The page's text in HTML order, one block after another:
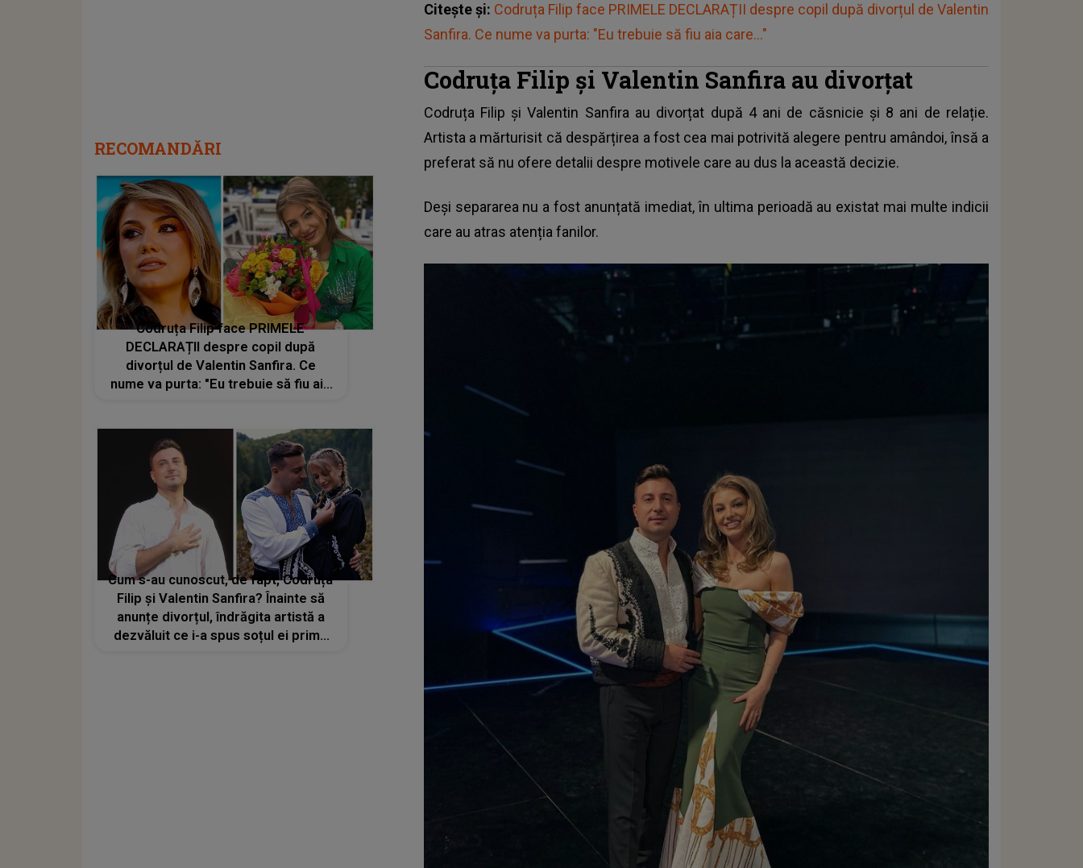
Citește și: Codruța Filip face PRIMELE DECLARAȚII despre copil după divorțul de Valentin
Sanfira. Ce nume va purta: "Eu trebuie să fiu aia care..."
Codruța Filip și Valentin Sanfira au divorțat
Codruța Filip și Valentin Sanfira au divorțat după 4 ani de căsnicie și 8 ani de relație.
Artista a mărturisit că despărțirea a fost cea mai potrivită alegere pentru amândoi, însă a
preferat să nu ofere detalii despre motivele care au dus la această decizie.
Deși separarea nu a fost anunțată imediat, în ultima perioadă au existat mai multe indicii
care au atras atenția fanilor.
RECOMANDĂRI
Codruța Filip face PRIMELE
DECLARAȚII despre copil după
divorțul de Valentin Sanfira. Ce
nume va purta: "Eu trebuie să fiu aia
Cum s-au cunoscut, de fapt, Codruța
Filip și Valentin Sanfira? Înainte să
anunțe divorțul, îndrăgita artistă a
dezvăluit ce i-a spus soțul ei prima